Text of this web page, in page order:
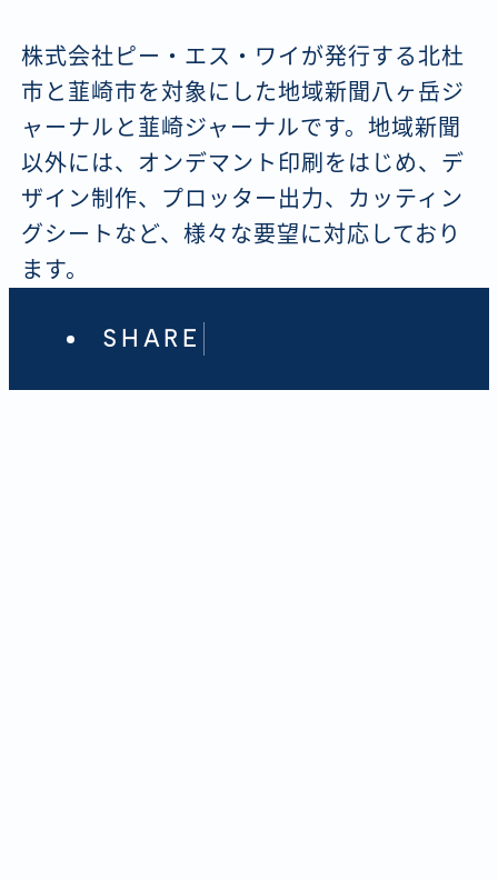
株式会社ピー・エス・ワイが発行する北杜
市と韮崎市を対象にした地域新聞八ヶ岳ジ
ャーナルと韮崎ジャーナルです。地域新聞
以外には、オンデマント印刷をはじめ、デ
ザイン制作、プロッター出力、カッティン
グシートなど、様々な要望に対応しており
ます。
SHARE